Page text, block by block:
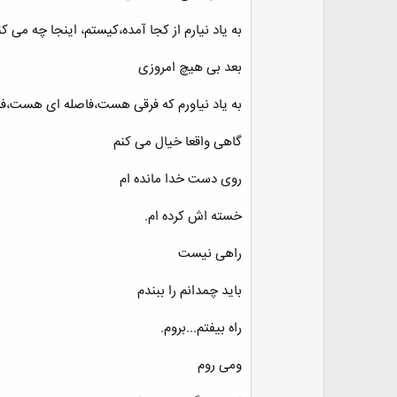
به یاد نیارم از کجا آمده،کیستم، اینجا چه می
بعد بی هیچ امروزی
به یاد نیاورم که فرقی هست،فاصله ای
گاهی واقعا خیال می کنم
روی دست خدا مانده ام
خسته اش کرده ام.
راهی نیست
باید چمدانم را ببندم
راه بیفتم...بروم.
ومی روم